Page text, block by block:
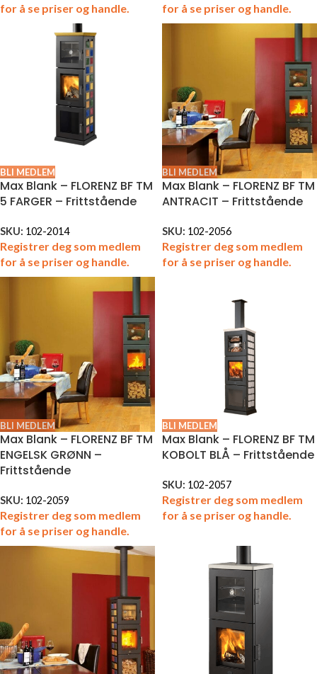
for å se priser og handle.
for å se priser og handle.
BLI MEDLEM
Max Blank – FLORENZ BF TM
5 FARGER – Frittstående
SKU: 102-2014
Registrer deg som medlem
for å se priser og handle.
BLI MEDLEM
Max Blank – FLORENZ BF TM
ANTRACIT – Frittstående
SKU: 102-2056
Registrer deg som medlem
for å se priser og handle.
BLI MEDLEM
Max Blank – FLORENZ BF TM
ENGELSK GRØNN –
Frittstående
SKU: 102-2059
Registrer deg som medlem
for å se priser og handle.
BLI MEDLEM
Max Blank – FLORENZ BF TM
KOBOLT BLÅ – Frittstående
SKU: 102-2057
Registrer deg som medlem
for å se priser og handle.